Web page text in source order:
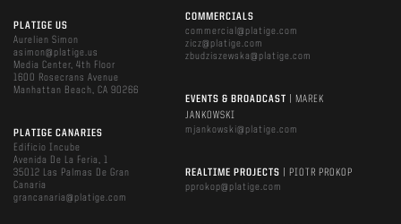
PLATIGE US
Aurelien Simon
asimon@platige.us
Media Center, 4th Floor
1600 Rosecrans Avenue
Manhattan Beach, CA 90266
PLATIGE CANARIES
Edificio Incube
Avenida De La Feria, 1
35012 Las Palmas De Gran
Canaria
grancanaria@platige.com
COMMERCIALS
commercial@platige.com
zicz@platige.com
zbudziszewska@platige.com
EVENTS & BROADCAST
| MAREK
JANKOWSKI
mjankowski@platige.com
REALTIME PROJECTS
| PIOTR PROKOP
pprokop@platige.com